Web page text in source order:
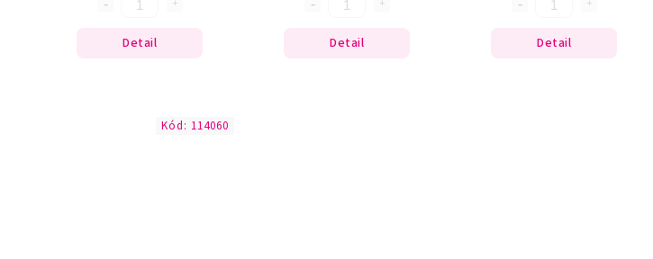
Detail Detail Detail
Kód: 114060